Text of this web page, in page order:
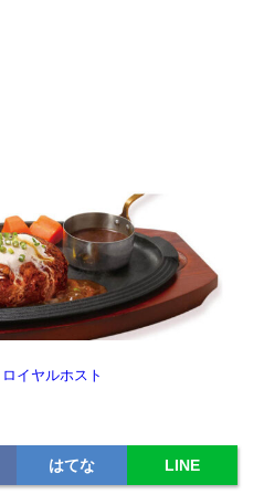
ロイヤルホスト
はてな LINE